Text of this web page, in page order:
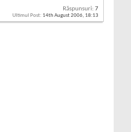
Răspunsuri: 7
Ultimul Post: 14th August 2006, 18:13